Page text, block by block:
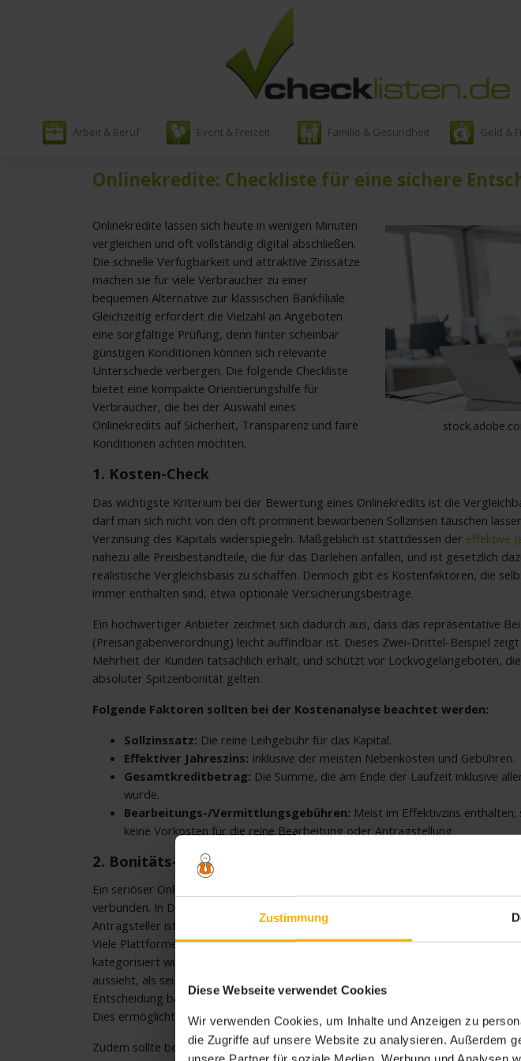
Zustimmung
Diese Webseite verwendet Cookies
Wir verwenden Cookies, um Inhalte und Anzeigen zu
die Zugriffe auf unsere Website zu analysieren. Außerdem
unsere Partner für soziale Medien, Werbung und Analysen
Arbeit & Beruf Event & Freizeit Familie & Gesundheit Geld &
Onlinekredite: Checkliste für eine sichere
Onlinekredite lassen sich heute in wenigen Minuten
vergleichen und oft vollständig digital abschließen.
Die schnelle Verfügbarkeit und attraktive Zinssätze
machen sie für viele Verbraucher zu einer
bequemen Alternative zur klassischen Bankfiliale.
Gleichzeitig erfordert die Vielzahl an Angeboten
eine sorgfältige Prüfung, denn hinter scheinbar
günstigen Konditionen können sich relevante
Unterschiede verbergen. Die folgende Checkliste
bietet eine kompakte Orientierungshilfe für
Verbraucher, die bei der Auswahl eines
Onlinekredits auf Sicherheit, Transparenz und faire
Konditionen achten möchten.
1. Kosten-Check
Das wichtigste Kriterium bei der Bewertung eines Onlinekredits ist die
darf man sich nicht von den oft prominent beworbenen Sollzinsen täuschen
Verzinsung des Kapitals widerspiegeln. Maßgeblich ist stattdessen der effektive
nahezu alle Preisbestandteile, die für das Darlehen anfallen, und ist gesetzlich
realistische Vergleichsbasis zu schaffen. Dennoch gibt es Kostenfaktoren, die
immer enthalten sind, etwa optionale Versicherungsbeiträge.
Ein hochwertiger Anbieter zeichnet sich dadurch aus, dass das repräsentative
(Preisangabenverordnung) leicht auffindbar ist. Dieses Zwei-Drittel-Beispiel
Mehrheit der Kunden tatsächlich erhält, und schützt vor Lockvogelangeboten,
absoluter Spitzenbonität gelten.
Folgende Faktoren sollten bei der Kostenanalyse beachtet werden:
Sollzinssatz: Die reine Leihgebühr für das Kapital.
Effektiver Jahreszins: Inklusive der meisten Nebenkosten und Gebühren.
Gesamtkreditbetrag: Die Summe, die am Ende der Laufzeit inklusive
wurde.
Bearbeitungs-/Vermittlungsgebühren: Meist im Effektivzins enthalten;
keine Vorkosten für die reine Bearbeitung oder Antragstellung.
2. Bonitäts-Check
Ein seriöser Onlinekreditprozess ist untrennbar mit einer gründlichen Prüfung der
verbunden. In Deutschland ist die Abfrage bei Auskunfteien wie der SCHUFA
Antragsteller ist hierbei die
Unterscheidung zwischen einer „Anfrage Kredit“ und
Viele Plattformen werben mit einem unverbindlichen Vergleich, doch wenn dieser
kategorisiert wird, kann dies den persönlichen SCHUFA-Score verschlechtern, da
aussieht, als sei ein Kredit abgelehnt worden oder als bestünde ein akuter
Entscheidung basiert daher auf Anbietern, die explizit eine SCHUFA-neutrale
Dies ermöglicht es, mehrere Angebote einzuholen, ohne die eigene
Zudem sollte beachtet werden, dass seriöse Institute bei einer sehr schwachen